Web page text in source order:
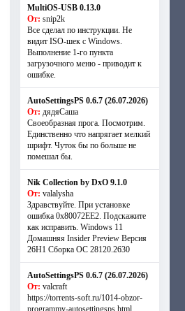
MultiOS-USB 0.13.0
От: snip2k
Все сделал по инструкции. Не
видит ISO-шек с Windows.
Выполнение 1-го пункта
загрузочного меню - приводит к
ошибке.
AutoSettingsPS 0.6.7 (26.07.2026)
От: дядяСаша
Своеобразная прога. Посмотрим.
Единственно что напрягает мелкий
шрифт. Чуток бы по больше не
помешал бы.
Nik Collection by DxO 9.1.0
От: valalysha
Здравствуйте. При установке
ошибка 0х80072EE2. Подскажите
как исправить. Windows 11
Домашняя Insider Preview Версия
26H1 Сборка ОС 28120.2630
AutoSettingsPS 0.6.7 (26.07.2026)
От: valcraft
https://torrents-soft.ru/1014-obzor-
programmy-autosettingsps.html